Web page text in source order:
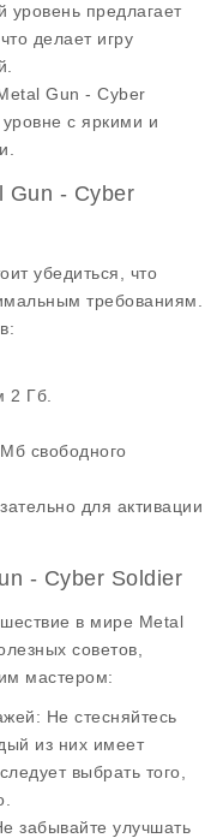
уровень предлагает
делает игру
Gun - Cyber
с яркими и
Gun - Cyber
убедиться, что
требованиям.
2 Гб.
свободного
для активации
- Cyber Soldier
в мире Metal
советов,
мастером:
: Не стесняйтесь
из них имеет
выбрать того,
забывайте улучшать